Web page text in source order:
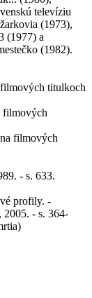
televíziu
(1973),
(1977) a
(1982).
titulkoch
filmových
filmových
- s. 633.
profily. -
2005. - s. 364-